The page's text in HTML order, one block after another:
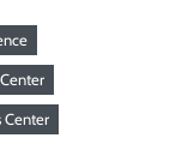
Center